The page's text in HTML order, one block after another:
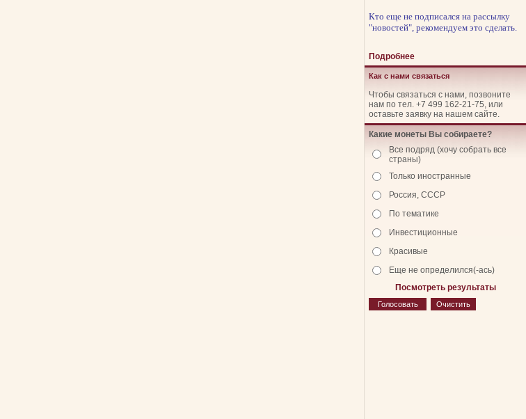
Кто еще не подписался на рассылку
"новостей", рекомендуем это сделать.
Подробнее
Как с нами связаться
Чтобы связаться с нами, позвоните
нам по тел. +7 499 162-21-75, или
оставьте заявку на нашем сайте.
Какие монеты Вы собираете?
Все подряд (хочу собрать все
страны)
Только иностранные
Россия, СССР
По тематике
Инвестиционные
Красивые
Еще не определился(-ась)
Посмотреть результаты